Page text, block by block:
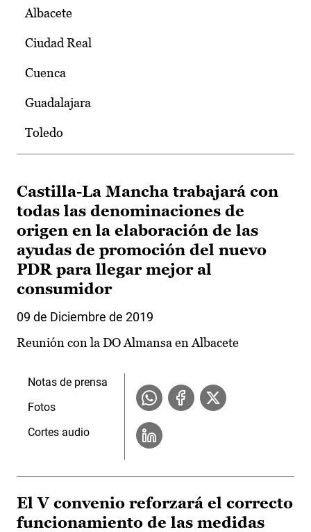
Albacete
Ciudad Real
Cuenca
Guadalajara
Toledo
Castilla-La Mancha trabajará con
todas las denominaciones de
origen en la elaboración de las
ayudas de promoción del nuevo
PDR para llegar mejor al
consumidor
09 de Diciembre de 2019
Reunión con la DO Almansa en Albacete
Notas de prensa
Fotos
Cortes audio
El V convenio reforzará el correcto
funcionamiento de las medidas